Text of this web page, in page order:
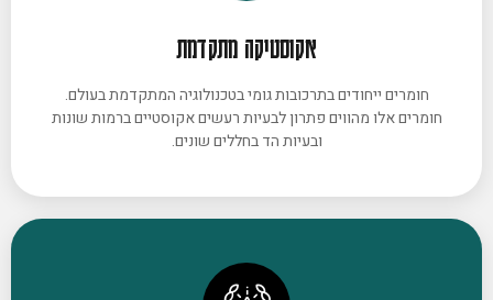
אקוסטיקה מתקדמת
חומרים ייחודים בתרכובות גומי בטכנולוגיה המתקדמת בעולם.
חומרים אלו מהווים פתרון לבעיות רעשים אקוסטיים ברמות שונות
ובעיות הד בחללים שונים.